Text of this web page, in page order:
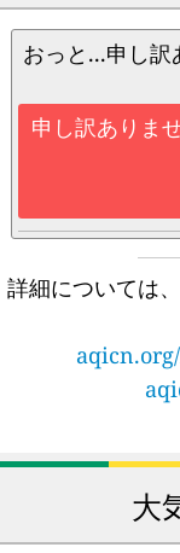
おっと...申し訳
申し訳ありま
詳細については
大